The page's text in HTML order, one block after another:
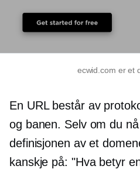
ecwid.com er et
En URL består av
og banen. Selv om du
definisjonen av et
kanskje på: "Hva betyr